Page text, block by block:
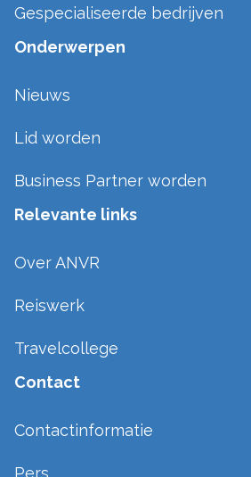
Gespecialiseerde bedrijven
Onderwerpen
Nieuws
Lid worden
Business Partner worden
Relevante links
Over ANVR
Reiswerk
Travelcollege
Contact
Contactinformatie
Pers